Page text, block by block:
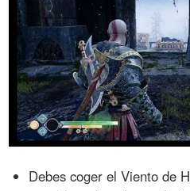
Debes coger el Viento de